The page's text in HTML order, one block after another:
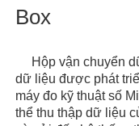
Box
Hộp vận chuyển
dữ liệu được phát
máy đo kỹ thuật số
thể thu thập dữ liệu